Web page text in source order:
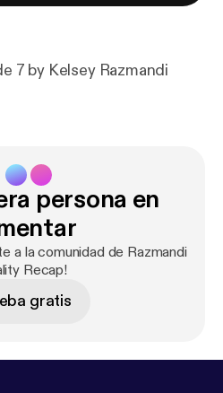
7 by Kelsey Razmandi
persona en
a la comunidad de Razmandi
Recap!
gratis